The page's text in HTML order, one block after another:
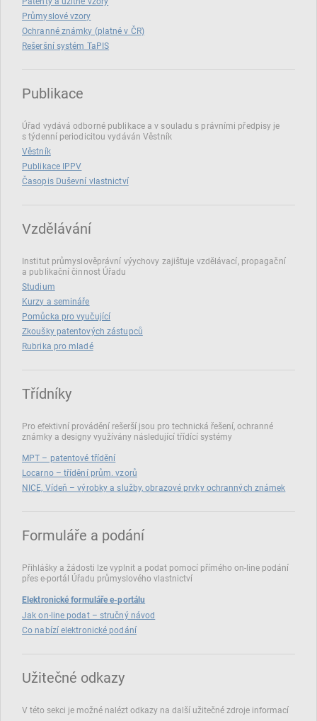
Průmyslové vzory
Ochranné známky (platné v ČR)
Rešeršní systém TaPIS
Publikace
Úřad vydává odborné publikace a v souladu s právními předpisy je
s týdenní periodicitou vydáván Věstník
Věstník
Publikace IPPV
Časopis Duševní vlastnictví
Vzdělávání
Institut průmyslověprávní výychovy zajišťuje vzdělávací, propagační
a publikační činnost Úřadu
Studium
Kurzy a semináře
Pomůcka pro vyučující
Zkoušky patentových zástupců
Rubrika pro mladé
Třídníky
Pro efektivní provádění rešerší jsou pro technická řešení, ochranné
známky a designy využívány následující třídící systémy
MPT – patentové třídění
Locarno – třídění prům. vzorů
NICE, Vídeň – výrobky a služby, obrazové prvky ochranných známek
Formuláře a podání
Přihlášky a žádosti lze vyplnit a podat pomocí přímého on‑line podání
přes e‑portál Úřadu průmyslového vlastnictví
Elektronické formuláře e-portálu
Jak on-line podat – stručný návod
Co nabízí elektronické podání
Užitečné odkazy
V této sekci je možné nalézt odkazy na další užitečné zdroje informací